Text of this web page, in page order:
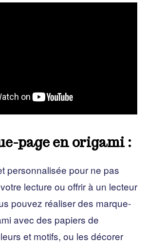
page en origami :
personnalisée pour ne pas
lecture ou offrir à un lecteur
pouvez réaliser des marque-
avec des papiers de
et motifs, ou les décorer